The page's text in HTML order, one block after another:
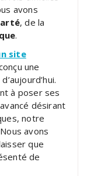
avons
, de la
.
site
une
à poser ses
désirant
notre
avons
que
de